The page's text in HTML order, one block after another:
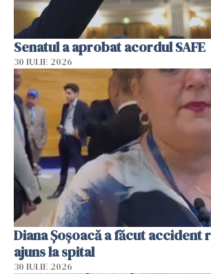
Senatul a aprobat acordul SAFE
30 IULIE 2026
Diana Șoșoacă a făcut accident
ajuns la spital
30 IULIE 2026